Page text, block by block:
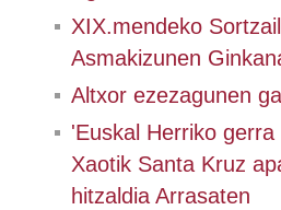
XIX.mendeko
Asmakizunen
Altxor ezezagunen
'Euskal Herriko
Xaotik Santa Kruz
hitzaldia Arrasaten